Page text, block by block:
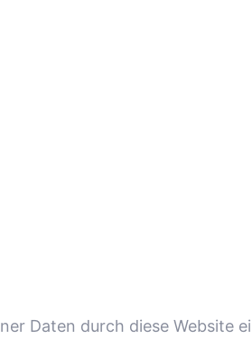
Daten durch diese Website